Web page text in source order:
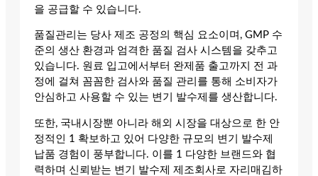
을 공급할 수 있습니다.
품질관리는 당사 제조 공정의 핵심 요소이며, GMP 수
준의 생산 환경과 엄격한 품질 검사 시스템을 갖추고
있습니다. 원료 입고에서부터 완제품 출고까지 전 과
정에 걸쳐 꼼꼼한 검사와 품질 관리를 통해 소비자가
안심하고 사용할 수 있는 변기 발수제를 생산합니다.
또한, 국내시장뿐 아니라 해외 시장을 대상으로 한 안
정적인 1 확보하고 있어 다양한 규모의 변기 발수제
납품 경험이 풍부합니다. 이를 1 다양한 브랜드와 협
력하며 신뢰받는 변기 발수제 제조회사로 자리매김하